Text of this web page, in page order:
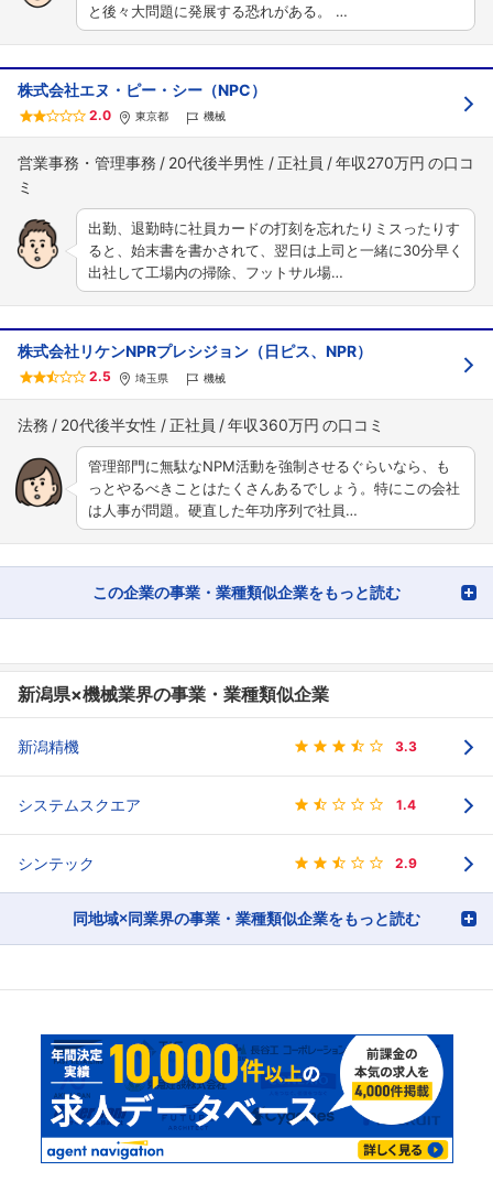
と後々大問題に発展する恐れがある。 …
株式会社エヌ・ピー・シー（NPC）
2.0 東京都 機械
営業事務・管理事務 20代後半男性 正社員 年収270万円
出勤、退勤時に社員カードの打刻を忘れたりミスったりす
ると、始末書を書かされて、翌日は上司と一緒に30分早く
出社して工場内の掃除、フットサル場…
株式会社リケンNPRプレシジョン（日ピス、NPR）
2.5 埼玉県 機械
法務 20代後半女性 正社員 年収360万円
管理部門に無駄なNPM活動を強制させるぐらいなら、も
っとやるべきことはたくさんあるでしょう。特にこの会社
は人事が問題。硬直した年功序列で社員…
この企業の事業・業種類似企業をもっと読む
新潟県×機械業界の事業・業種類似企業
新潟精機 3.3
システムスクエア 1.4
シンテック 2.9
同地域×同業界の事業・業種類似企業をもっと読む